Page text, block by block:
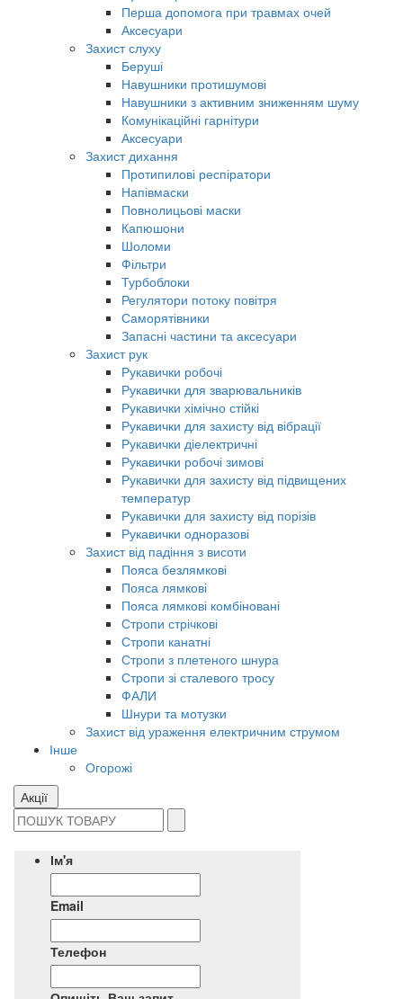
Перша допомога при травмах очей
Аксесуари
Захист слуху
Беруші
Навушники протишумові
Навушники з активним зниженням шуму
Комунікаційні гарнітури
Аксесуари
Захист дихання
Протипилові респіратори
Напівмаски
Повнолицьові маски
Капюшони
Шоломи
Фільтри
Турбоблоки
Регулятори потоку повітря
Саморятівники
Запасні частини та аксесуари
Захист рук
Рукавички робочі
Рукавички для зварювальників
Рукавички хімічно стійкі
Рукавички для захисту від вібрації
Рукавички діелектричні
Рукавички робочі зимові
Рукавички для захисту від підвищених
температур
Рукавички для захисту від порізів
Рукавички одноразові
Захист від падіння з висоти
Пояса безлямкові
Пояса лямкові
Пояса лямкові комбіновані
Стропи стрічкові
Стропи канатні
Стропи з плетеного шнура
Стропи зі сталевого тросу
ФАЛИ
Шнури та мотузки
Захист від ураження електричним струмом
Інше
Огорожі
Акції
Ім'я
Email
Телефон